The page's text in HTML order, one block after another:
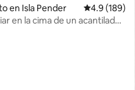
en Isla Pender Calificación
4.9 (189)
en la cima de un acantilado